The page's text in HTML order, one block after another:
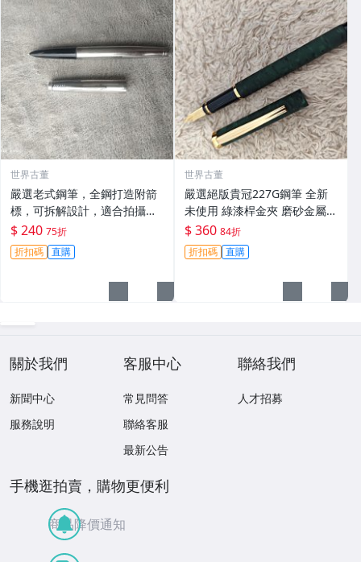
世界古董
嚴選老式鋼筆，全鋼打造附箭
標，可拆解設計，適合拍攝與
收藏。影視道具好選擇。 老鋼
筆 電影道具 雑貨收藏
$ 240 75折
折扣碼 直購
世界古董
嚴選絕版貴冠227G鋼筆 全新
未使用 綠漆桿金夾 磨砂金屬外
殼 大明尖飽滿墨水 試寫順滑
適合收藏使用 老鋼筆 條件好
銑筆
$ 360 84折
折扣碼 直購
關於我們
新聞中心
服務說明
客服中心
常見問答
聯絡客服
最新公告
聯絡我們
人才招募
手機逛拍賣，購物更便利
商品降價通知